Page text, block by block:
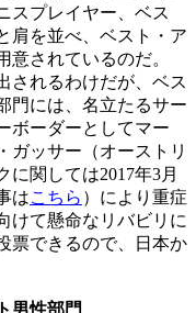
スプレイヤー、ベス
肩を並べ、ベスト・ア
意されているのだ。
されるわけだが、ベス
門には、名立たるサー
ボーダーとしてマー
ガッサー（オーストリ
関しては2017年3月
はこちら ）により重症
けて懸命なリバビリに
票できるので、日本か
男性部門